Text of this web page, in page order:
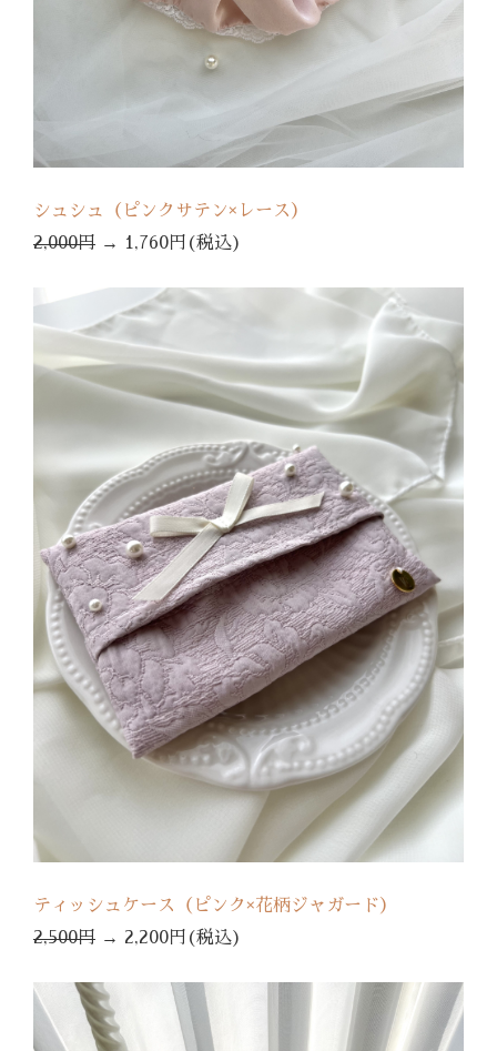
シュシュ（ピンクサテン×レース）
2,000円 → 1,760円(税込)
ティッシュケース（ピンク×花柄ジャガード）
2,500円 → 2,200円(税込)